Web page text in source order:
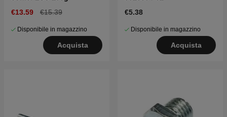
€13.59
€15.39
Disponibile in magazzino
Acquista
€5.38
Disponibile in magazzino
Acquista